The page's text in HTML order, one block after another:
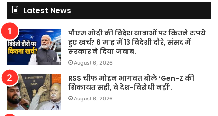
Latest News
पीएम मोदी की विदेश यात्राओं पर कितने रुपये
हुए खर्च? 6 माह में 13 विदेशी दौरे, संसद में
सरकार ने दिया जवाब.
August 6, 2026
RSS चीफ मोहन भागवत बोले ‘Gen-Z की
शिकायत सही, वे देश-विरोधी नहीं’.
August 6, 2026